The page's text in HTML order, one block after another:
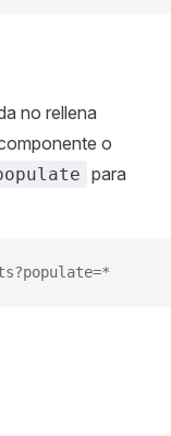
no rellena
o
para